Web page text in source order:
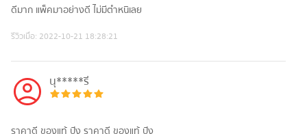
ดีมาก แพ็คมาอย่างดี ไม่มีตำหนิเลย
รีวิวเมื่อ: 2022-10-21 18:28:21
นุ*****รี